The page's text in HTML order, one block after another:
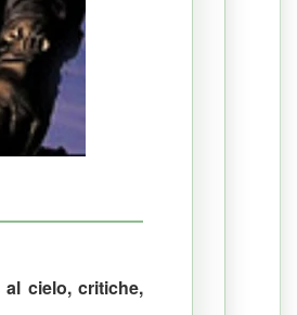
cielo, critiche,